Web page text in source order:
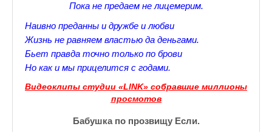
Стихотворения лицеистов
Все про Царское село
Лучшие стихи Русских Классиков
♪♫Музыкальное ассорти★
♪♫Nostalgia melody★
Пока не предаем не лицемерим.
Наивно преданны и дружбе и любви
Жизнь не равняем властью да деньгами.
Бьет правда точно только по брови
Но как и мы прицелится с годами.
Видеоклипы студии «LINK» собравшие миллионы
просмотов
Бабушка по прозвищу Если.